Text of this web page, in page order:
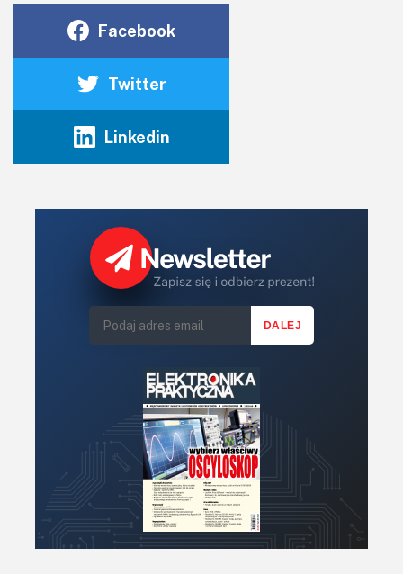
Facebook
Twitter
Linkedin